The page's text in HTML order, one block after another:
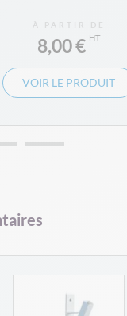
À PARTIR DE
8,00 €
VOIR LE PRODUIT